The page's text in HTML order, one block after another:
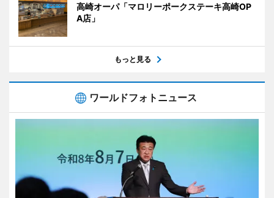
高崎オーパ「マロリーポークステーキ高崎OP
A店」
もっと見る
ワールドフォトニュース